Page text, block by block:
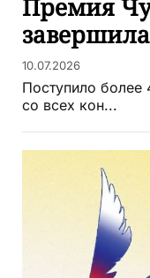
Премия
10.07.2026
Поступило более
со всех кон...